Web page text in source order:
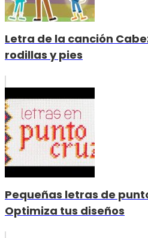
Letra de la canción
rodillas y pies
Pequeñas letras de
Optimiza tus diseños